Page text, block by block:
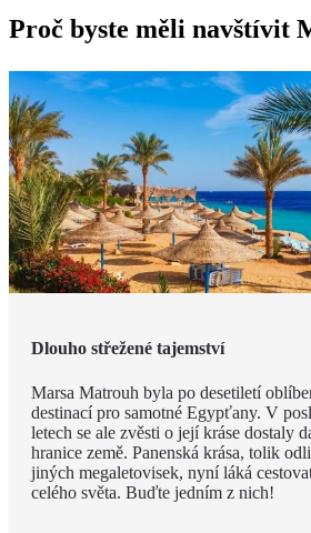
Proč byste měli navštívit
Dlouho střežené tajemství
Marsa Matrouh byla po desetiletí
destinací pro samotné Egypťany. V
letech se ale zvěsti o její kráse dostaly
hranice země. Panenská krása, tolik
jiných megaletovisek, nyní láká
celého světa. Buďte jedním z nich!